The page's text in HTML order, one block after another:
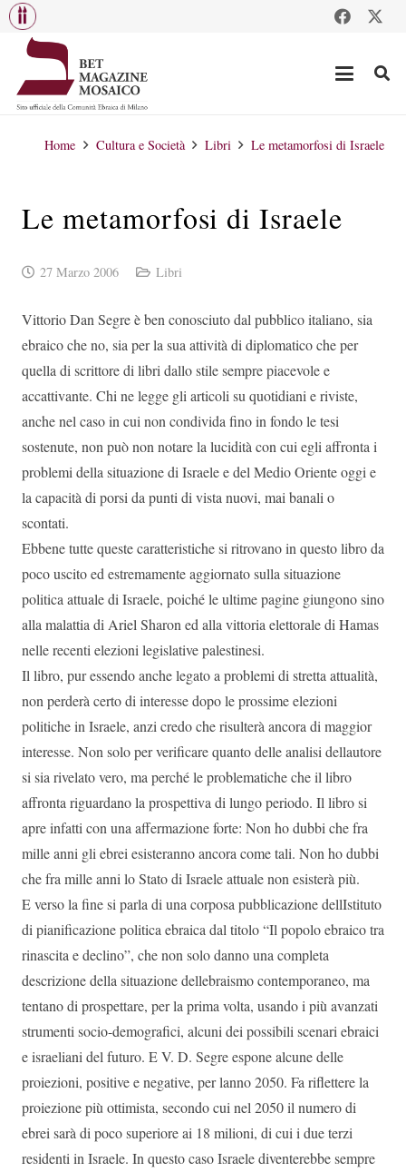
Home Cultura e Società Libri Le metamorfosi di Israele
Le metamorfosi di Israele
27 Marzo 2006 Libri
Vittorio Dan Segre è ben conosciuto dal pubblico italiano, sia
ebraico che no, sia per la sua attività di diplomatico che per
quella di scrittore di libri dallo stile sempre piacevole e
accattivante. Chi ne legge gli articoli su quotidiani e riviste,
anche nel caso in cui non condivida fino in fondo le tesi
sostenute, non può non notare la lucidità con cui egli affronta i
problemi della situazione di Israele e del Medio Oriente oggi e
la capacità di porsi da punti di vista nuovi, mai banali o
scontati.
Ebbene tutte queste caratteristiche si ritrovano in questo libro da
poco uscito ed estremamente aggiornato sulla situazione
politica attuale di Israele, poiché le ultime pagine giungono sino
alla malattia di Ariel Sharon ed alla vittoria elettorale di Hamas
nelle recenti elezioni legislative palestinesi.
Il libro, pur essendo anche legato a problemi di stretta attualità,
non perderà certo di interesse dopo le prossime elezioni
politiche in Israele, anzi credo che risulterà ancora di maggior
interesse. Non solo per verificare quanto delle analisi dellautore
si sia rivelato vero, ma perché le problematiche che il libro
affronta riguardano la prospettiva di lungo periodo. Il libro si
apre infatti con una affermazione forte: Non ho dubbi che fra
mille anni gli ebrei esisteranno ancora come tali. Non ho dubbi
che fra mille anni lo Stato di Israele attuale non esisterà più.
E verso la fine si parla di una corposa pubblicazione dellIstituto
di pianificazione politica ebraica dal titolo “Il popolo ebraico tra
rinascita e declino”, che non solo danno una completa
descrizione della situazione dellebraismo contemporaneo, ma
tentano di prospettare, per la prima volta, usando i più avanzati
strumenti socio-demografici, alcuni dei possibili scenari ebraici
e israeliani del futuro. E V. D. Segre espone alcune delle
proiezioni, positive e negative, per lanno 2050. Fa riflettere la
proiezione più ottimista, secondo cui nel 2050 il numero di
ebrei sarà di poco superiore ai 18 milioni, di cui i due terzi
residenti in Israele. In questo caso Israele diventerebbe sempre